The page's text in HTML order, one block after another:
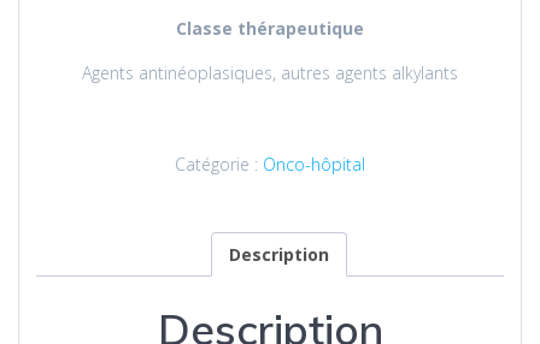
Classe thérapeutique
Agents antinéoplasiques, autres agents alkylants
Catégorie : Onco-hôpital
Description
Description